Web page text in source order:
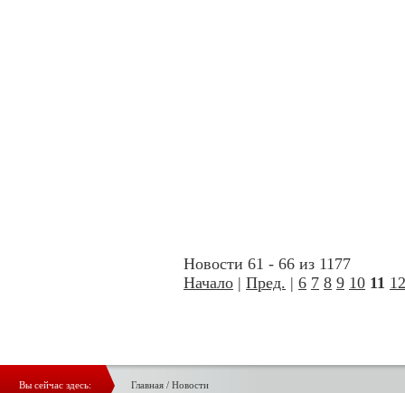
Новости 61 - 66 из 1177
Начало | Пред. | 6 7 8 9 10 11 12
Вы сейчас здесь: Главная/ Новости